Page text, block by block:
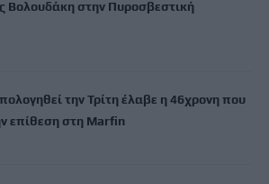
Βολουδάκη στην Πυροσβεστική
την Τρίτη έλαβε η 46χρονη που
επίθεση στη Marfin